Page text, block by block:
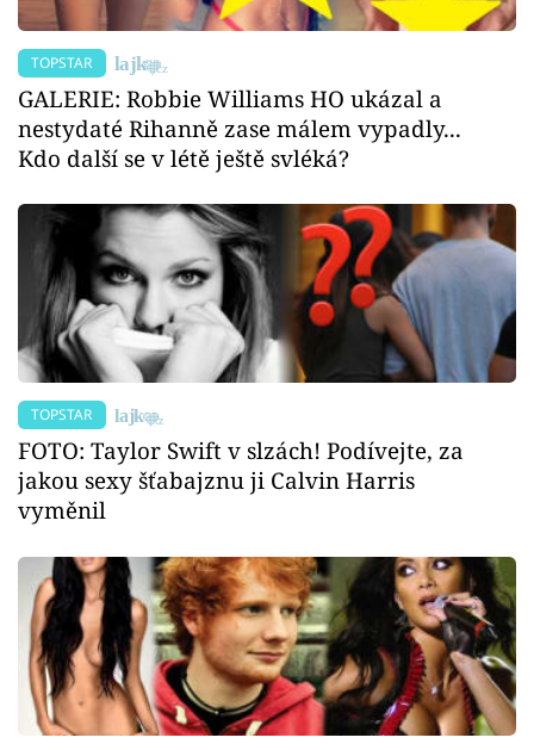
TOPSTAR
GALERIE: Robbie Williams HO ukázal a
nestydaté Rihanně zase málem vypadly...
Kdo další se v létě ještě svléká?
TOPSTAR
FOTO: Taylor Swift v slzách! Podívejte, za
jakou sexy šťabajznu ji Calvin Harris
vyměnil